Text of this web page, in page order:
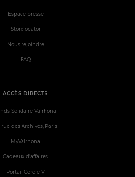
ACCÈS DIRECTS
Solidaire Valrhona
rue des Archives, Paris
MyValrhona
Cadeaux d'affaires
Portail Cercle V
Espace presse
Storelocator
Nous rejoindre
FAQ